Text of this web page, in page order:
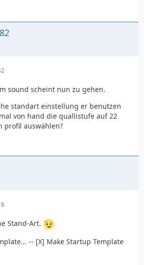
sound scheint nun zu gehen.
standart einstellung er benutzen
von hand die quallistufe auf 22
profil auswählen?
Stand-Art.
-- [X] Make Startup Template